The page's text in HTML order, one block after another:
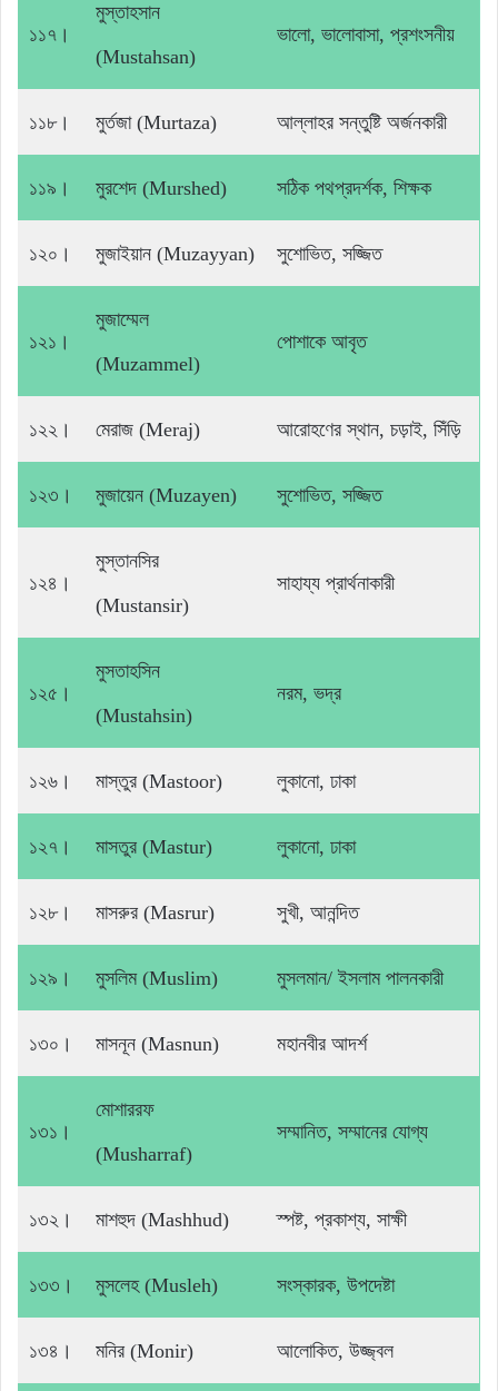
১১৭।
মুস্তাহসান
(Mustahsan)
ভালো, ভালোবাসা, প্রশংসনীয়
১১৮। মুর্তজা (Murtaza) আল্লাহর সন্তুষ্টি অর্জনকারী
১১৯। মুরশেদ (Murshed) সঠিক পথপ্রদর্শক, শিক্ষক
১২০। মুজাইয়ান (Muzayyan) সুশোভিত, সজ্জিত
১২১।
মুজাম্মেল
(Muzammel)
পোশাকে আবৃত
১২২। মেরাজ (Meraj) আরোহণের স্থান, চড়াই, সিঁড়ি
১২৩। মুজায়েন (Muzayen) সুশোভিত, সজ্জিত
১২৪।
মুস্তানসির
(Mustansir)
সাহায্য প্রার্থনাকারী
১২৫।
মুসতাহসিন
(Mustahsin)
নরম, ভদ্র
১২৬। মাস্তুর (Mastoor) লুকানো, ঢাকা
১২৭। মাসতুর (Mastur) লুকানো, ঢাকা
১২৮। মাসরুর (Masrur) সুখী, আনন্দিত
১২৯। মুসলিম (Muslim) মুসলমান/ ইসলাম পালনকারী
১৩০। মাসনূন (Masnun) মহানবীর আদর্শ
১৩১।
মোশাররফ
(Musharraf)
সম্মানিত, সম্মানের যোগ্য
১৩২। মাশহুদ (Mashhud) স্পষ্ট, প্রকাশ্য, সাক্ষী
১৩৩। মুসলেহ (Musleh) সংস্কারক, উপদেষ্টা
১৩৪। মনির (Monir) আলোকিত, উজ্জ্বল